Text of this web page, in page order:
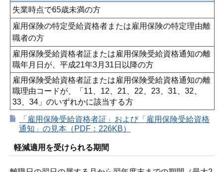
失業時点で65歳未満の方
雇用保険の特定受給資格者または雇用保険の特定理由離
職者の方
雇用保険受給資格者証または雇用保険受給資格通知の離
職年月日が、平成21年3月31日以降の方
雇用保険受給資格者証または雇用保険受給資格通知の離
職理由コードが、「11、12、21、22、23、31、32、
33、34」のいずれかに該当する方
「雇用保険受給資格者証」および「雇用保険受給資格
通知」の見本（PDF：226KB）
軽減適用を受けられる期間